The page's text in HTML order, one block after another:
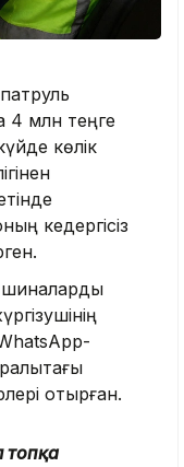
4 млн теңге
көлік
кедергісіз
шиналарды
отырған.
топқа